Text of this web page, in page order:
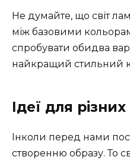
Не думайте, що світ
між базовими
спробувати обидва
найкращий стильний
Ідеї для
Інколи перед нами
створенню образу. То